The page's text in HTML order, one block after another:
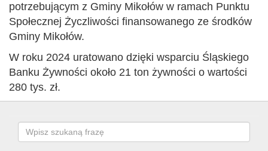
potrzebującym z Gminy Mikołów w ramach Punktu
Społecznej Życzliwości finansowanego ze środków
Gminy Mikołów.
W roku 2024 uratowano dzięki wsparciu Śląskiego
Banku Żywności około 21 ton żywności o wartości
280 tys. zł.
Search